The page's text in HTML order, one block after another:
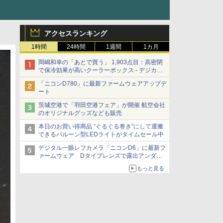
アクセスランキング
1時間 24時間 1週間 1カ月
岡嶋和幸の「あとで買う」 1,903点目：高密閉
で保冷効果が高いクーラーボックス - デジカメ
Watch
「ニコンD780」に最新ファームウェアアップデ
ート
茨城空港で「羽田空港フェア」が開催 航空会社
のオリジナルグッズなども販売
本日のお買い得商品 “ぐるぐる巻き”にして運搬
できるバルーン型LEDライトがタイムセール中
デジタル一眼レフカメラ「ニコンD6」に最新フ
ァームウェア Dタイプレンズで露出アンダー
もっと見る